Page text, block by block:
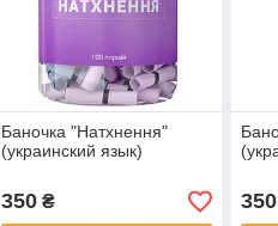
Баночка "Натхнення"
(украинский язык)
350₴ 350